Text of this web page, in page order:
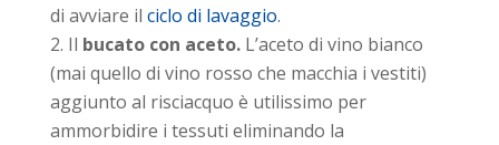
di avviare il ciclo di lavaggio.
Il bucato con aceto.L’aceto di vino bianco
(mai quello di vino rosso che macchia i vestiti)
aggiunto al risciacquo è utilissimo per
ammorbidire i tessuti eliminando la